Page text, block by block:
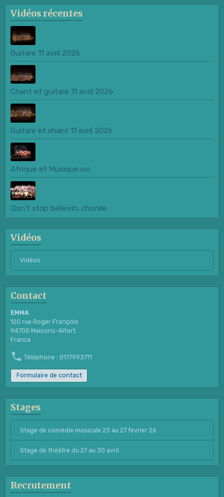
Vidéos récentes
Guitare 11 avril 2026
Chant et guitare 11 avril 2026
Guitare et chant 11 avril 2026
Afrique et Musique.avi
Don't stop believin, chorale
Vidéos
Vidéos
Contact
EMMA
120 rue Roger François
94700 Maisons-Alfort
France
Téléphone : 0177993711
Formulaire de contact
Stages
Stage de comédie musicale 23 au 27 février 26
Stage de théâtre du 27 au 30 avril
Recrutement